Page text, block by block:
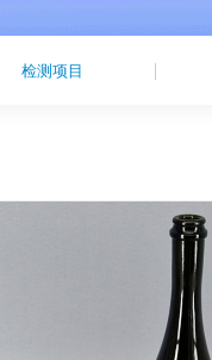
检测项目